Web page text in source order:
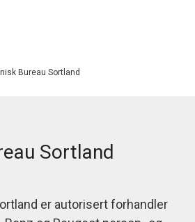
Bureau Sortland
Sortland
er autorisert forhandler